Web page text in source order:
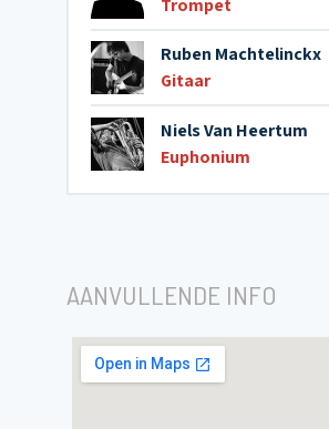
Trompet
Ruben Machtelinckx
Gitaar
Niels Van Heertum
Euphonium
AANVULLENDE INFO